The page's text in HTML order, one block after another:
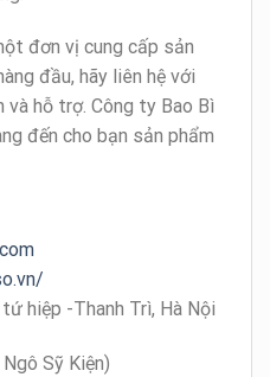
đơn vị cung cấp sản
đầu, hãy liên hệ với
hỗ trợ. Công ty Bao Bì
đến cho bạn sản phẩm
hiệp -Thanh Trì, Hà Nội
Sỹ Kiện)